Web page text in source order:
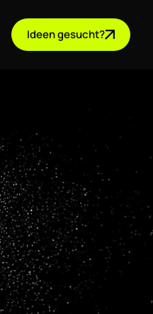
Ideen gesucht?